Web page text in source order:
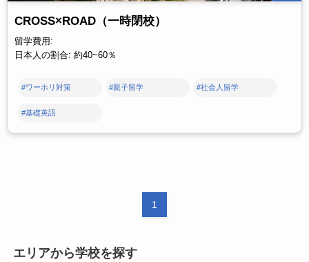
CROSS×ROAD（一時閉校）
留学費用:
日本人の割合: 約40~60％
#ワーホリ対策 #親子留学 #社会人留学
#基礎英語
1
エリアから学校を探す